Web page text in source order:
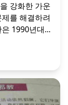
강화한 가운
를 해결하려
1990년대...